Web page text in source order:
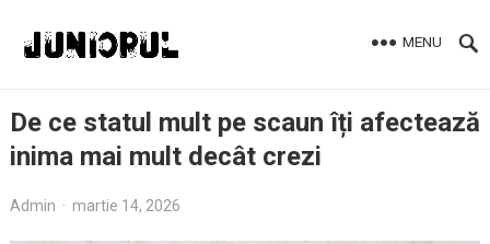
MENU
De ce statul mult pe scaun îți afectează
inima mai mult decât crezi
Admin · martie 14, 2026